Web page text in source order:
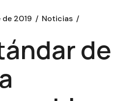
de 2019
Noticias
de